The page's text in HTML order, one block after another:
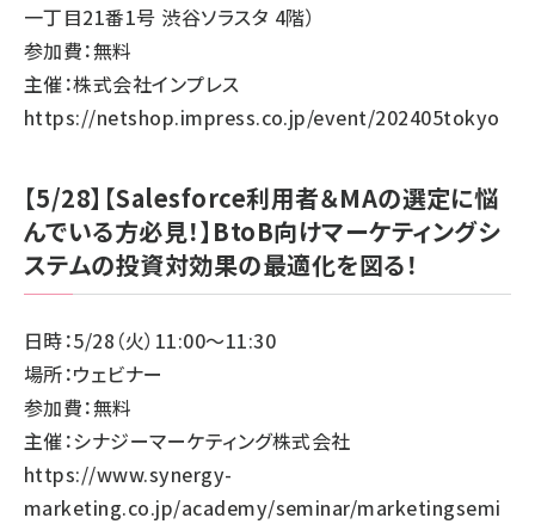
一丁目21番1号 渋谷ソラスタ 4階）
参加費：無料
主催：株式会社インプレス
https://netshop.impress.co.jp/event/202405tokyo
【5/28】【Salesforce利用者＆MAの選定に悩
んでいる方必見！】BtoB向けマーケティングシ
ステムの投資対効果の最適化を図る！
日時：5/28（火）11:00～11:30
場所：ウェビナー
参加費：無料
主催：シナジーマーケティング株式会社
https://www.synergy-
marketing.co.jp/academy/seminar/marketingsemi